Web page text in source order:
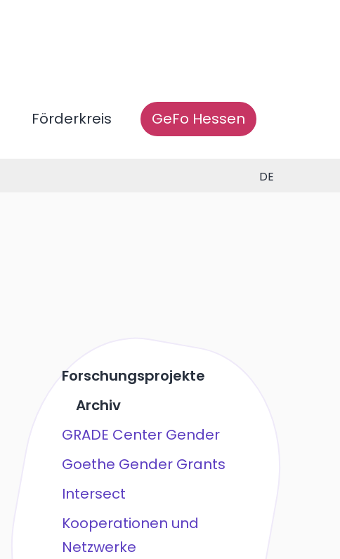
Förderkreis GeFo Hessen
DE
Forschungsprojekte
Archiv
GRADE Center Gender
Goethe Gender Grants
Intersect
Kooperationen und
Netzwerke